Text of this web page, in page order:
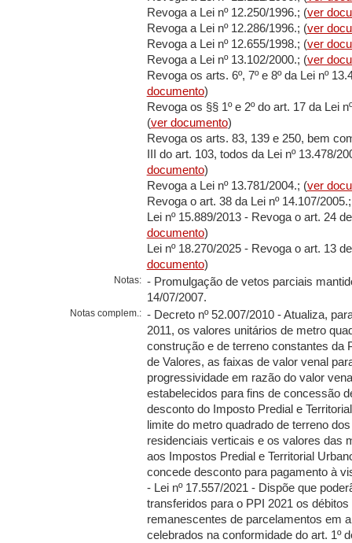
Revoga a Lei nº 12.250/1996.; (ver
Revoga a Lei nº 12.286/1996.; (ver
Revoga a Lei nº 12.655/1998.; (ver
Revoga a Lei nº 13.102/2000.; (ver
Revoga os arts. 6º, 7º e 8º da Lei nº
documento)
Revoga os §§ 1º e 2º do art. 17 da Lei
(ver documento)
Revoga os arts. 83, 139 e 250, bem
III do art. 103, todos da Lei nº 13.478/
documento)
Revoga a Lei nº 13.781/2004.; (ver
Revoga o art. 38 da Lei nº 14.107/
Lei nº 15.889/2013 - Revoga o art. 24
documento)
Lei nº 18.270/2025 - Revoga o art. 13
documento)
Notas: - Promulgação de vetos parciais
14/07/2007.
Notas complem.: - Decreto nº 52.007/2010 - Atualiza,
2011, os valores unitários de metro
construção e de terreno constantes da
de Valores, as faixas de valor venal
progressividade em razão do valor
estabelecidos para fins de concessão
desconto do Imposto Predial e
limite do metro quadrado de terreno
residenciais verticais e os valores das
aos Impostos Predial e Territorial
concede desconto para pagamento à
- Lei nº 17.557/2021 - Dispõe que
transferidos para o PPI 2021 os débitos
remanescentes de parcelamentos em
celebrados na conformidade do art. 1º